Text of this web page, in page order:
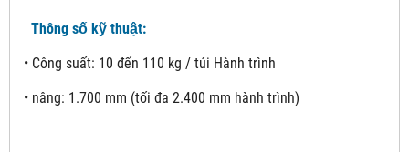
Thông số kỹ thuật:
• Công suất: 10 đến 110 kg / túi Hành trình
• nâng: 1.700 mm (tối đa 2.400 mm hành trình)